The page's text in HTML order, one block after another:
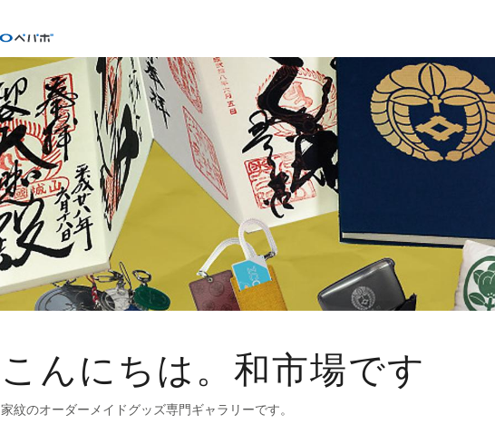
こんにちは。和市場です
家紋のオーダーメイドグッズ専門ギャラリーです。